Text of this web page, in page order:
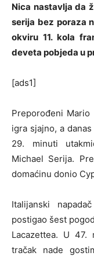
Nica nastavlja da
serija bez poraza
okviru 11. kola
deveta pobjeda u
[ads1]
Preporođeni
igra sjajno, a
29. minuti
Michael Serija.
domaćinu donio
Italijanski
postigao šest
Lacazettea. U
tračak nade